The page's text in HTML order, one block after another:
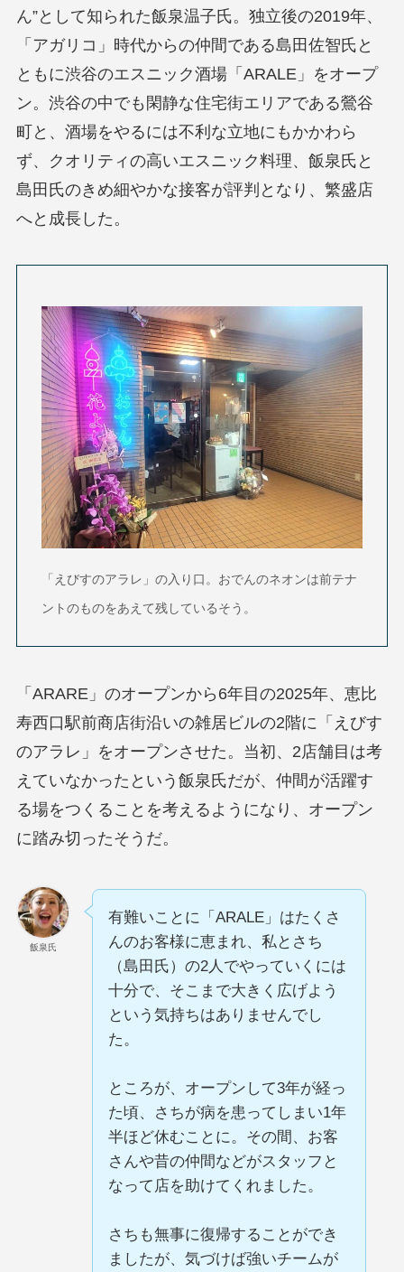
ん”として知られた飯泉温子氏。独立後の2019年、
「アガリコ」時代からの仲間である島田佐智氏と
ともに渋谷のエスニック酒場「ARALE」をオープ
ン。渋谷の中でも閑静な住宅街エリアである鶯谷
町と、酒場をやるには不利な立地にもかかわら
ず、クオリティの高いエスニック料理、飯泉氏と
島田氏のきめ細やかな接客が評判となり、繁盛店
へと成長した。
「えびすのアラレ」の入り口。おでんのネオンは前テナ
ントのものをあえて残しているそう。
「ARARE」のオープンから6年目の2025年、恵比
寿西口駅前商店街沿いの雑居ビルの2階に「えびす
のアラレ」をオープンさせた。当初、2店舗目は考
えていなかったという飯泉氏だが、仲間が活躍す
る場をつくることを考えるようになり、オープン
に踏み切ったそうだ。
飯泉氏
有難いことに「ARALE」はたくさ
んのお客様に恵まれ、私とさち
（島田氏）の2人でやっていくには
十分で、そこまで大きく広げよう
という気持ちはありませんでし
た。
ところが、オープンして3年が経っ
た頃、さちが病を患ってしまい1年
半ほど休むことに。その間、お客
さんや昔の仲間などがスタッフと
なって店を助けてくれました。
さちも無事に復帰することができ
ましたが、気づけば強いチームが